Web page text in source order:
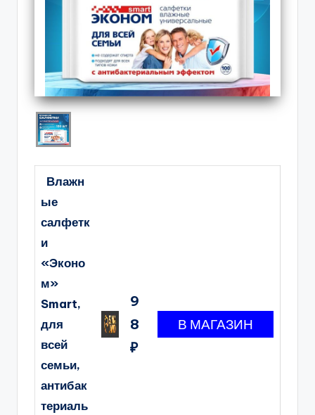
Влажн
ые
салфетк
и
«Эконо
м»
Smart,
для
всей
семьи,
антибак
териаль
9
8
₽